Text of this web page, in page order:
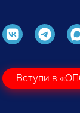
Вступи в